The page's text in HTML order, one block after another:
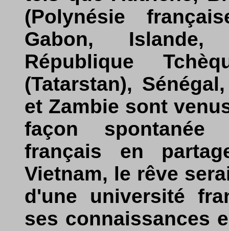
(Polynésie
Gabon, Islande,
République
(Tatarstan),
et Zambie sont
façon
français en
Vietnam, le rêve
d'une université
ses connaissances